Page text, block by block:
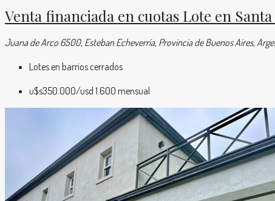
Venta financiada en cuotas Lote en
Juana de Arco 6500, Esteban Echeverría, Provincia de Buenos Aires,
Lotes en barrios cerrados
u$s350.000/usd 1.600 mensual